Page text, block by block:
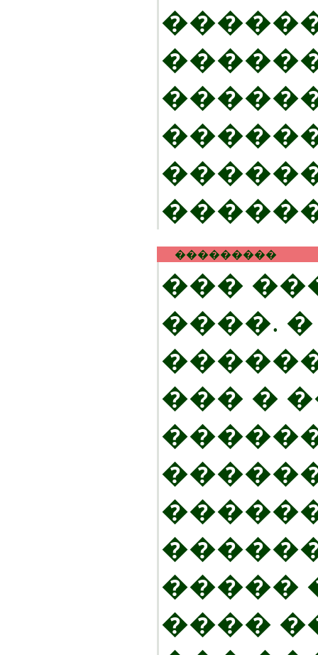
���������
���
����.
��� �
�����
����